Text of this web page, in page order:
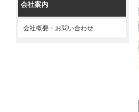
会社案内
会社概要・お問い合わせ